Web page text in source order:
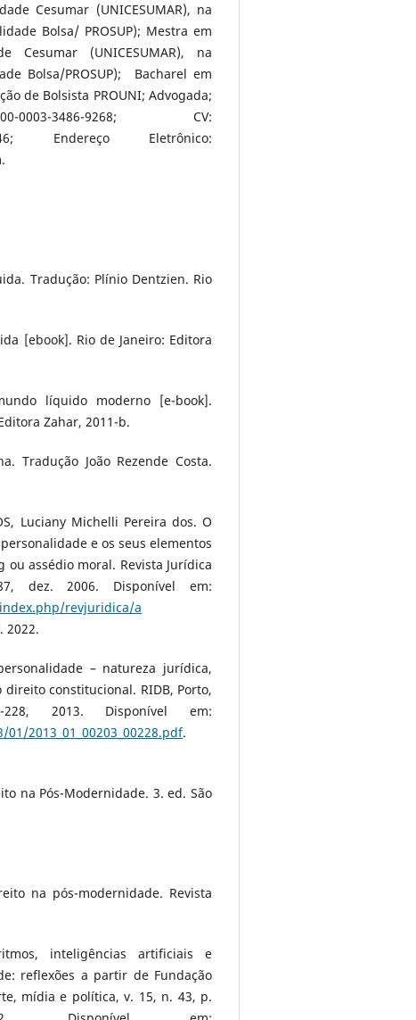
Cesumar (UNICESUMAR), na
Bolsa/ PROSUP); Mestra em
Cesumar (UNICESUMAR), na
Bolsa/PROSUP); Bacharel em
de Bolsista PROUNI; Advogada;
0003-3486-9268; CV:
Endereço Eletrônico:
.
Tradução: Plínio Dentzien. Rio
[ebook]. Rio de Janeiro: Editora
líquido moderno [e-book].
Zahar, 2011-b.
Tradução João Rezende Costa.
Luciany Michelli Pereira dos. O
e os seus elementos
assédio moral. Revista Jurídica
dez. 2006. Disponível em:
revjuridica/a
2022.
– natureza jurídica,
constitucional. RIDB, Porto,
2013. Disponível em:
2013_01_00203_00228.pdf.
na Pós-Modernidade. 3. ed. São
na pós-modernidade. Revista
inteligências artificiais e
reflexões a partir de Fundação
mídia e política, v. 15, n. 43, p.